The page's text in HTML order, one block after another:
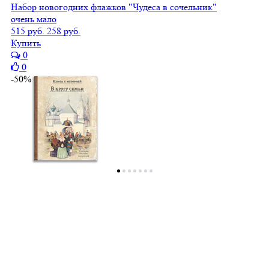
Набор новогодних флажков "Чудеса в сочельник"
очень мало
515 руб. 258 руб.
Купить
0
0
-50%